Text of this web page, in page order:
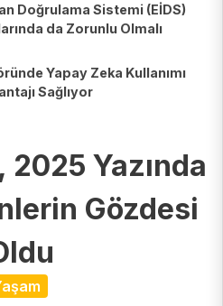
Doğrulama Sistemi (EİDS)
da Zorunlu Olmalı
Yapay Zeka Kullanımı
Sağlıyor
Yazında
Gözdesi